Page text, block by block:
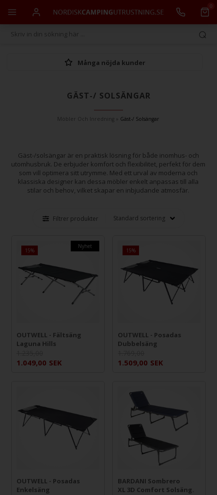
0
14 dagars full returrätt
GÄST-/ SOLSÄNGAR
Möbler Och Inredning Gäst-/ Solsängar
Gäst-/solsängar är en praktisk lösning för både inomhus- och
utomhusbruk. De erbjuder komfort och flexibilitet, perfekt för dem
som vill optimera sitt utrymme. Med ett urval av moderna och
klassiska designer kan dessa möbler enkelt anpassas till alla
stilar och behov, vilket skapar en inbjudande atmosfär.
Filtrer produkter
Nyhet
15%
OUTWELL - Fältsäng
Laguna Hills
1.049,00 SEK
15%
OUTWELL - Posadas
Dubbelsäng
1.509,00 SEK
OUTWELL - Posadas
Enkelsäng
BARDANI Sombrero
XL 3D Comfort Solsäng.